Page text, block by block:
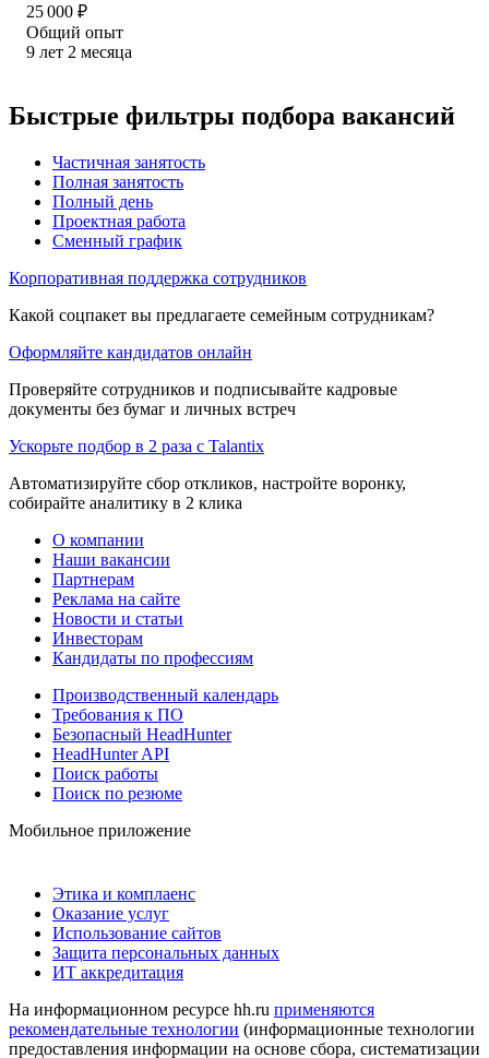
25 000 ₽
Общий опыт
9 лет 2 месяца
Быстрые фильтры подбора вакансий
Частичная занятость
Полная занятость
Полный день
Проектная работа
Сменный график
Корпоративная поддержка сотрудников
Какой соцпакет вы предлагаете семейным сотрудникам?
Оформляйте кандидатов онлайн
Проверяйте сотрудников и подписывайте кадровые
документы без бумаг и личных встреч
Ускорьте подбор в 2 раза с Talantix
Автоматизируйте сбор откликов, настройте воронку,
собирайте аналитику в 2 клика
О компании
Наши вакансии
Партнерам
Реклама на сайте
Новости и статьи
Инвесторам
Кандидаты по профессиям
Производственный календарь
Требования к ПО
Безопасный HeadHunter
HeadHunter API
Поиск работы
Поиск по резюме
Мобильное приложение
Этика и комплаенс
Оказание услуг
Использование сайтов
Защита персональных данных
ИТ аккредитация
На информационном ресурсе hh.ru применяются
рекомендательные технологии (информационные технологии
предоставления информации на основе сбора, систематизации